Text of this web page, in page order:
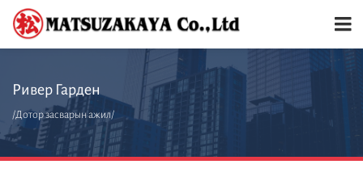
Ривер Гарден
/Дотор засварын ажил/